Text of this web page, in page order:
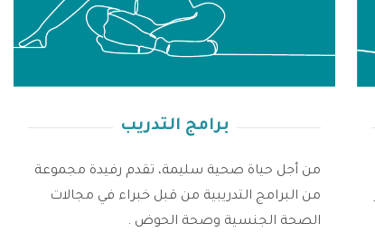
برامج التدريب
من أجل حياة صحية سليمة، تقدم رفيدة مجموعة
من البرامج التدريبية من قبل خبراء في مجالات
الصحة الجنسية وصحة الحوض .